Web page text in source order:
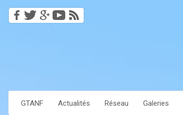
GTANF Actualités Réseau Galeries